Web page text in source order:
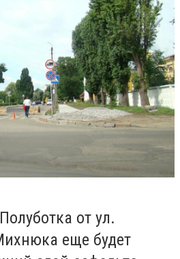
от ул.
еще будет